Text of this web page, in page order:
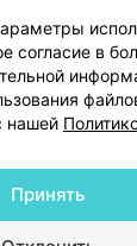
персональных
191700409
|
согласие в
нашей
Принять